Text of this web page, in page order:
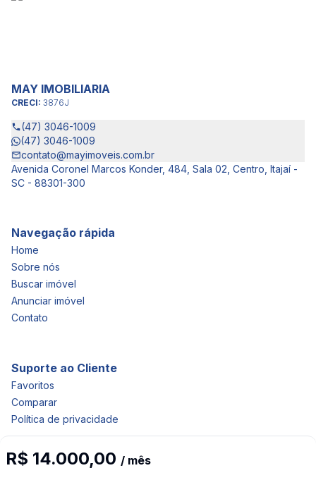
R$ 14.000,00 / mês
MAY IMOBILIARIA
CRECI: 3876J
(47) 3046-1009
(47) 3046-1009
contato@mayimoveis.com.br
Avenida Coronel Marcos Konder, 484, Sala 02, Centro, Itajaí -
SC - 88301-300
Navegação rápida
Home
Sobre nós
Buscar imóvel
Anunciar imóvel
Contato
Suporte ao Cliente
Favoritos
Comparar
Política de privacidade